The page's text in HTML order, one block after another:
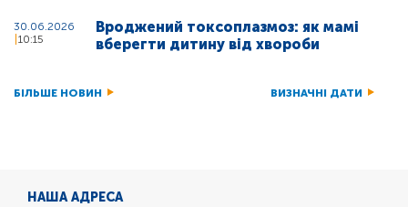
30.06.2026
10:15
Вроджений токсоплазмоз: як мамі
вберегти дитину від хвороби
БІЛЬШЕ НОВИН ВИЗНАЧНІ ДАТИ
НАША АДРЕСА